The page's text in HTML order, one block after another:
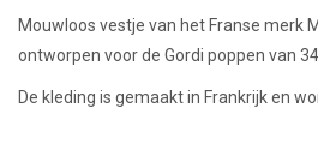
Mouwloos vestje van het Franse merk
ontworpen voor de Gordi poppen van
De kleding is gemaakt in Frankrijk en